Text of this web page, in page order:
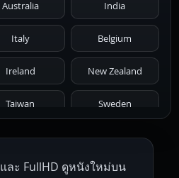
1969 1968 1967
1964 1963 1962
1955
1941 1940 1939
Australia India
Italy Belgium
Ireland New Zealand
Taiwan Sweden
Russia Poland
Denmark Bulgaria
และ FullHD ดูหนังใหม่บน